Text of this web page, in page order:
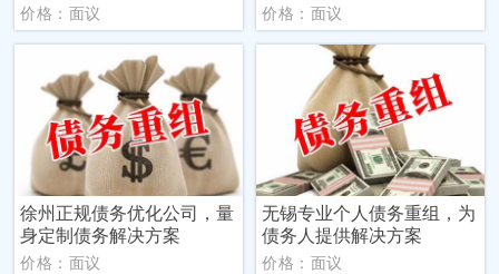
价格：面议 价格：面议
徐州正规债务优化公司，量
身定制债务解决方案
价格：面议
无锡专业个人债务重组，为
债务人提供解决方案
价格：面议